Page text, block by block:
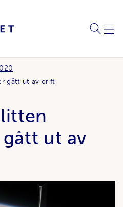
SØK
gått ut av drift
gått ut av